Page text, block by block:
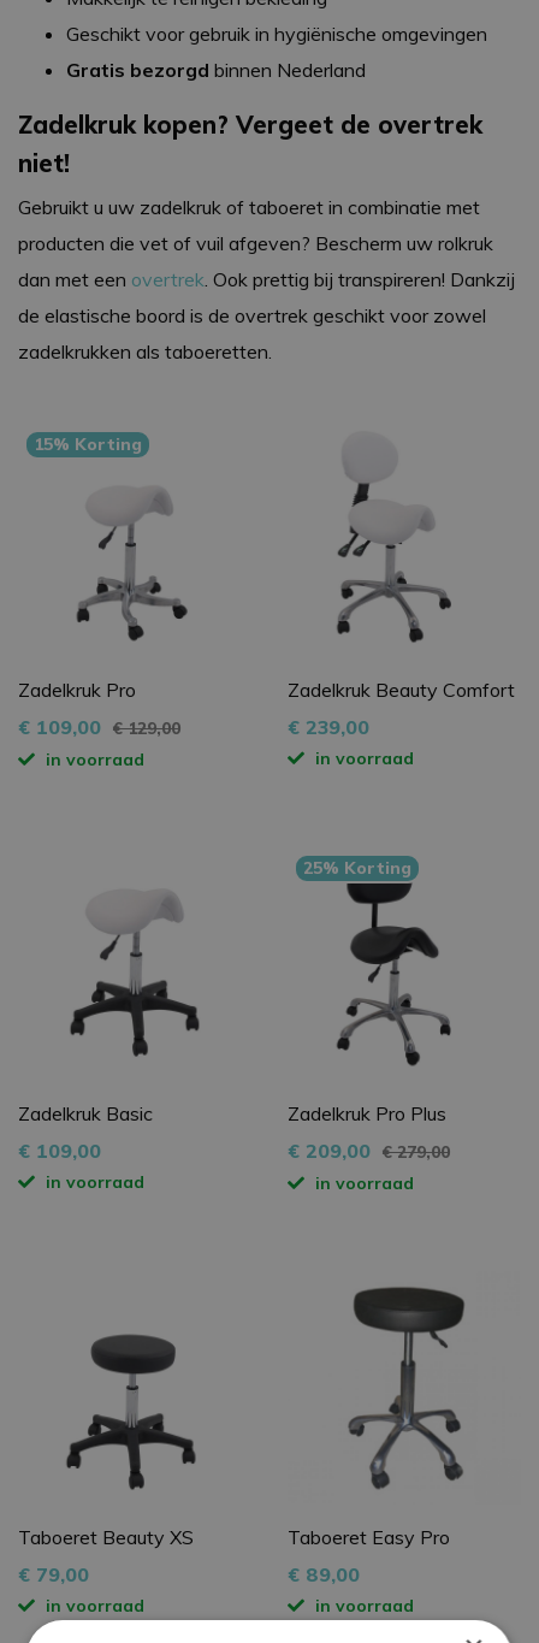
Geschikt voor gebruik in hygiënische omgevingen
Gratis bezorgd binnen Nederland
Zadelkruk kopen? Vergeet de overtrek
niet!
Gebruikt u uw zadelkruk of taboeret in combinatie met
producten die vet of vuil afgeven? Bescherm uw rolkruk
dan met een overtrek. Ook prettig bij transpireren! Dankzij
de elastische boord is de overtrek geschikt voor zowel
zadelkrukken als taboeretten.
15% Korting
Zadelkruk Pro
€ 109,00 € 129,00
in voorraad
Zadelkruk Beauty Comfort
€ 239,00
in voorraad
Zadelkruk Basic
€ 109,00
in voorraad
25% Korting
Zadelkruk Pro Plus
€ 209,00 € 279,00
in voorraad
Taboeret Beauty XS
€ 79,00
in voorraad
Taboeret Easy Pro
€ 89,00
in voorraad